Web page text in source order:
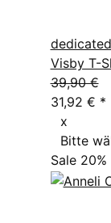
dedicated
Visby T-
39,90 €
31,92 € *
x
Bitte
Sale 20%